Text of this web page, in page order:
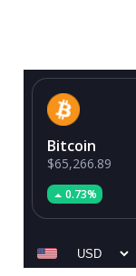
Bitcoin
$65,266.89
0.73%